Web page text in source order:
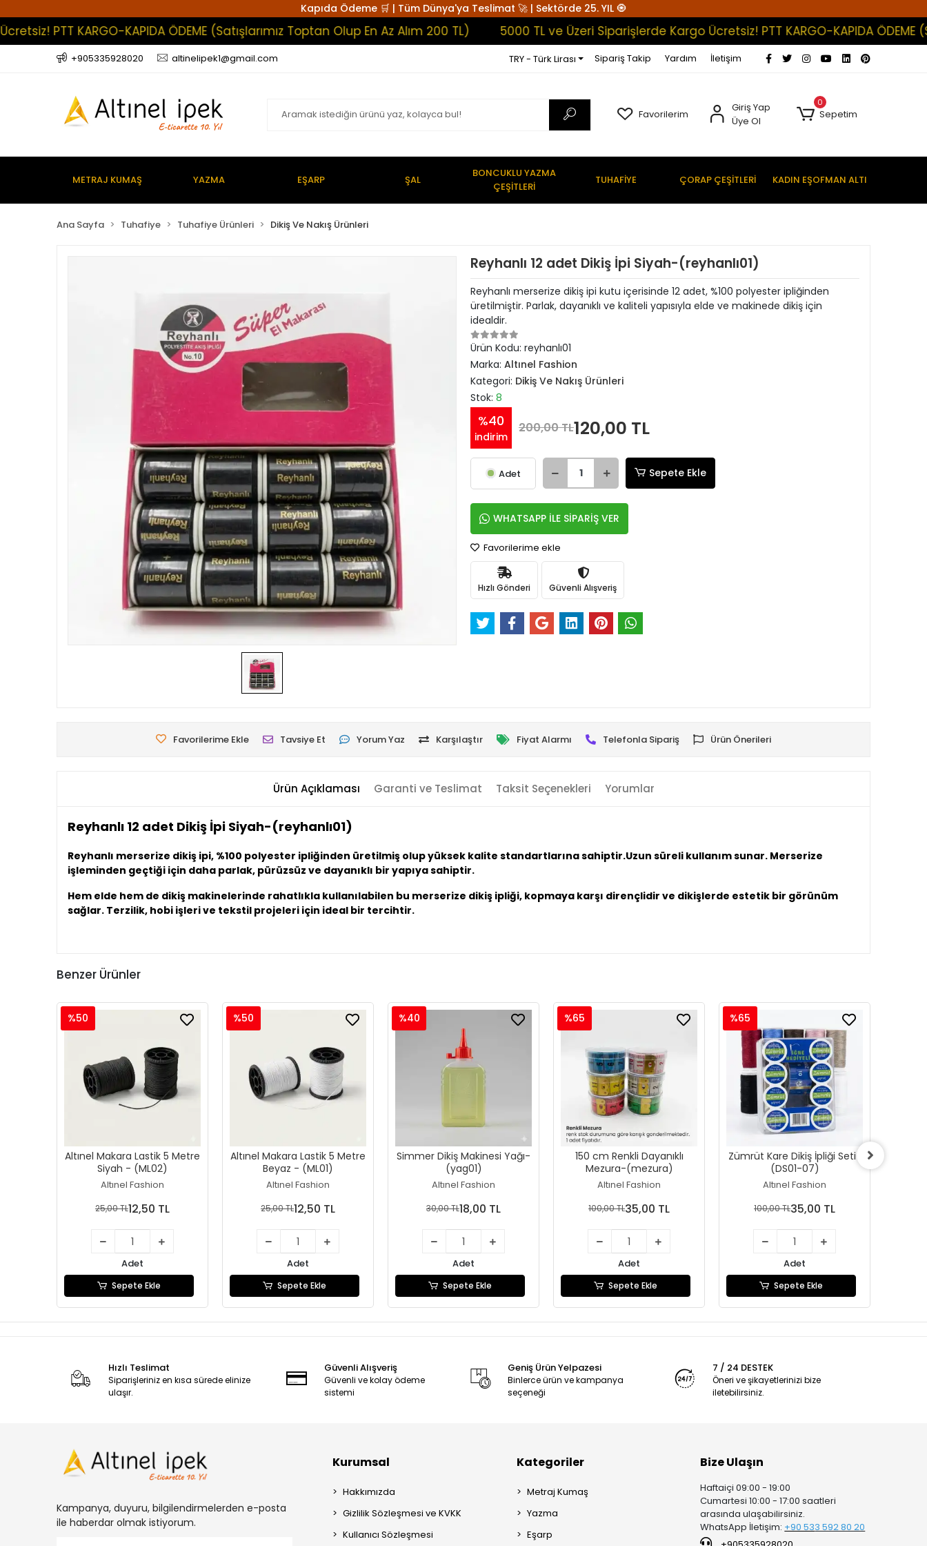
Kapıda Ödeme 🛒 | Tüm Dünya'ya Teslimat 🚀 | Sektörde 25. YIL 🧿
KARGO-KAPIDA ÖDEME (Satışlarımız Toptan Olup En Az Alım 200 TL) 5000 TL ve Üzeri Siparişlerde Kargo Ücretsiz! PTT KARGO-KAPIDA ÖDEME
+905335928020 altinelipek1@gmail.com TRY - Türk Lirası Sipariş Takip Yardım İletişim
Favorilerim
Giriş Yap
Üye Ol
0
Sepetim
METRAJ KUMAŞ YAZMA EŞARP ŞAL
BONCUKLU YAZMA
ÇEŞİTLERİ
TUHAFİYE ÇORAP ÇEŞİTLERİ KADIN EŞOFMAN ALTI
Ana Sayfa Tuhafiye Tuhafiye Ürünleri Dikiş Ve Nakış Ürünleri
Reyhanlı 12 adet Dikiş İpi Siyah-(reyhanlı01)
Reyhanlı merserize dikiş ipi kutu içerisinde 12 adet, %100 polyester ipliğinden
üretilmiştir. Parlak, dayanıklı ve kaliteli yapısıyla elde ve makinede dikiş için
idealdir.
Ürün Kodu: reyhanlı01
Marka: Altınel Fashion
Kategori: Dikiş Ve Nakış Ürünleri
Stok: 8
%40
indirim
200,00 TL120,00 TL
Adet Sepete Ekle
WHATSAPP İLE SİPARİŞ VER
Favorilerime ekle
Hızlı Gönderi Güvenli Alışveriş
Favorilerime Ekle Tavsiye Et Yorum Yaz Karşılaştır Fiyat Alarmı Telefonla Sipariş Ürün Önerileri
Ürün Açıklaması Garanti ve Teslimat Taksit Seçenekleri Yorumlar
Reyhanlı 12 adet Dikiş İpi Siyah-(reyhanlı01)
Reyhanlı merserize dikiş ipi, %100 polyester ipliğinden üretilmiş olup yüksek kalite standartlarına sahiptir.Uzun süreli kullanım sunar. Merserize
işleminden geçtiği için daha parlak, pürüzsüz ve dayanıklı bir yapıya sahiptir.
Hem elde hem de dikiş makinelerinde rahatlıkla kullanılabilen bu merserize dikiş ipliği, kopmaya karşı dirençlidir ve dikişlerde estetik bir görünüm
sağlar. Terzilik, hobi işleri ve tekstil projeleri için ideal bir tercihtir.
Benzer Ürünler
Altınel Makara Lastik 5 Metre
Siyah - (ML02)
Altınel Fashion
%50
25,00 TL12,50 TL
Adet
Sepete Ekle
Altınel Makara Lastik 5 Metre
Beyaz - (ML01)
Altınel Fashion
%50
25,00 TL12,50 TL
Adet
Sepete Ekle
Simmer Dikiş Makinesi Yağı-
(yag01)
Altınel Fashion
%40
30,00 TL18,00 TL
Adet
Sepete Ekle
150 cm Renkli Dayanıklı
Mezura-(mezura)
Altınel Fashion
%65
100,00 TL35,00 TL
Adet
Sepete Ekle
Zümrüt Kare Dikiş İpliği Seti-
(DS01-07)
Altınel Fashion
%65
100,00 TL35,00 TL
Adet
Sepete Ekle
Hızlı Teslimat
Siparişleriniz en kısa sürede elinize
ulaşır.
Güvenli Alışveriş
Güvenli ve kolay ödeme
sistemi
Geniş Ürün Yelpazesi
Binlerce ürün ve kampanya
seçeneği
7 / 24 DESTEK
Öneri ve şikayetlerinizi bize
iletebilirsiniz.
Kampanya, duyuru, bilgilendirmelerden e-posta
ile haberdar olmak istiyorum.
Kurumsal
Hakkımızda
Gizlilik Sözleşmesi ve KVKK
Kullanıcı Sözleşmesi
Kategoriler
Metraj Kumaş
Yazma
Eşarp
Bize Ulaşın
Haftaiçi 09:00 - 19:00
Cumartesi 10:00 - 17:00 saatleri
arasında ulaşabilirsiniz.
WhatsApp İletişim: +90 533 592 80 20